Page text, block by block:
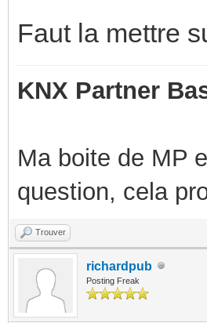
Faut la mettre
KNX Partner
Ma boite de MP
question, cela
Trouver
richardpub
Posting Freak